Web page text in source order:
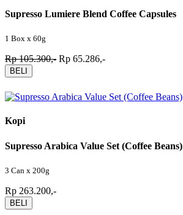
Supresso Lumiere Blend Coffee Capsules
1 Box x 60g
Rp 105.300,- Rp 65.286,-
BELI
Kopi
Supresso Arabica Value Set (Coffee Beans)
3 Can x 200g
Rp 263.200,-
BELI